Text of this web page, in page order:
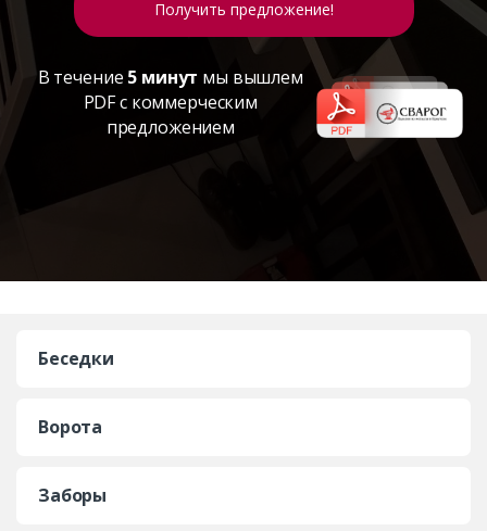
В течение 5 минут мы вышлем
PDF с коммерческим
предложением
Беседки
Ворота
Заборы